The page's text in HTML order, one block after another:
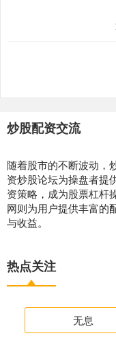
炒股配资交流
随着股市的不断波动，
资炒股论坛为操盘者提
资策略，成为股票杠杆
网则为用户提供丰富的
与收益。
热点关注
无息